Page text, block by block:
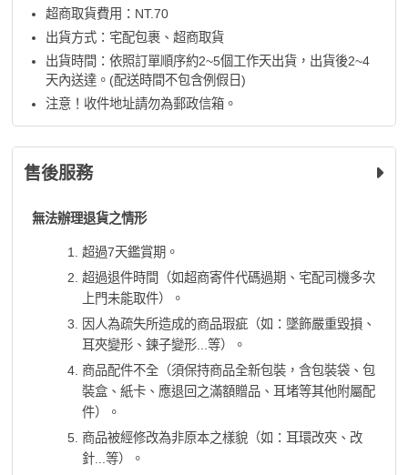
超商取貨費用：NT.70
出貨方式：宅配包裹、超商取貨
出貨時間：依照訂單順序約2~5個工作天出貨，出貨後2~4
天內送達。(配送時間不包含例假日)
注意！收件地址請勿為郵政信箱。
售後服務
無法辦理退貨之情形
超過7天鑑賞期。
超過退件時間（如超商寄件代碼過期、宅配司機多次
上門未能取件）。
因人為疏失所造成的商品瑕疵（如：墜飾嚴重毀損、
耳夾變形、鍊子變形...等）。
商品配件不全（須保持商品全新包裝，含包裝袋、包
裝盒、紙卡、應退回之滿額贈品、耳堵等其他附屬配
件）。
商品被經修改為非原本之樣貌（如：耳環改夾、改
針...等）。